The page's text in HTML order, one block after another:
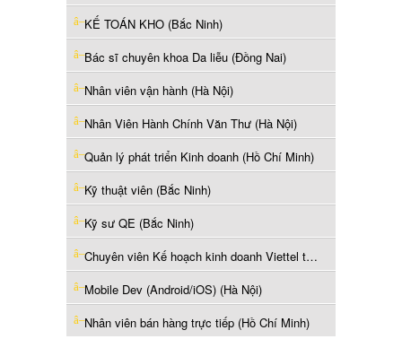
KẾ TOÁN KHO (Bắc Ninh)
Bác sĩ chuyên khoa Da liễu (Đồng Nai)
Nhân viên vận hành (Hà Nội)
Nhân Viên Hành Chính Văn Thư (Hà Nội)
Quản lý phát triển Kinh doanh (Hồ Chí Minh)
Kỹ thuật viên (Bắc Ninh)
Kỹ sư QE (Bắc Ninh)
Chuyên viên Kế hoạch kinh doanh Viettel telecom (Hà Nội)
Mobile Dev (Android/iOS) (Hà Nội)
Nhân viên bán hàng trực tiếp (Hồ Chí Minh)